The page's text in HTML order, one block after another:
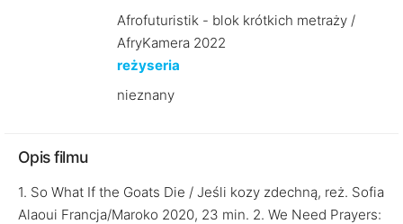
Afrofuturistik - blok krótkich metraży /
AfryKamera 2022
reżyseria
nieznany
Opis filmu
1. So What If the Goats Die / Jeśli kozy zdechną, reż. Sofia
Alaoui Francja/Maroko 2020, 23 min. 2. We Need Prayers: